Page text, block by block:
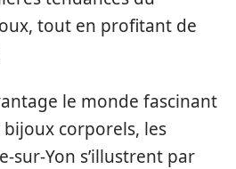
tout en profitant de
le monde fascinant
corporels, les
sur-Yon s’illustrent par